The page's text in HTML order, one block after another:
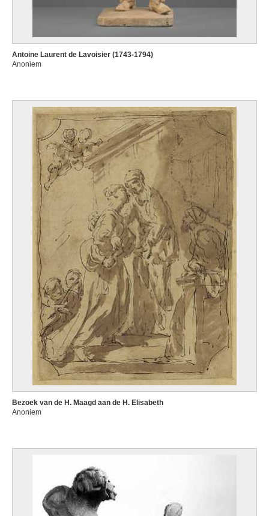
Antoine Laurent de Lavoisier (1743-1794)
Anoniem
Bezoek van de H. Maagd aan de H. Elisabeth
Anoniem